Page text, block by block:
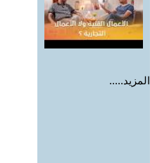
المزيد.....